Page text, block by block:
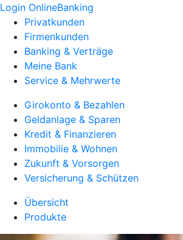
Login OnlineBanking
Privatkunden
Firmenkunden
Banking & Verträge
Meine Bank
Service & Mehrwerte
Girokonto & Bezahlen
Geldanlage & Sparen
Kredit & Finanzieren
Immobilie & Wohnen
Zukunft & Vorsorgen
Versicherung & Schützen
Übersicht
Produkte